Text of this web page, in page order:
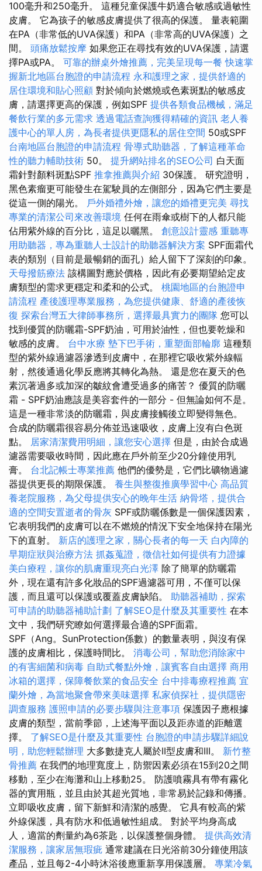
100毫升和250毫升。 這種兒童保護牛奶適合敏感或過敏性
皮膚。 它為孩子的敏感皮膚提供了很高的保護。 量表範圍
在PA（非常低的UVA保護）和PA（非常高的UVA保護）之
間。 頭痛放鬆按摩 如果您正在尋找有效的UVA保護，請選
擇PA或PA。 可靠的辦桌外燴推薦，完美呈現每一餐 快速掌
握新北地區台胞證的申請流程 永和護理之家，提供舒適的
居住環境和貼心照顧 對於傾向於燃燒或色素斑點的敏感皮
膚，請選擇更高的保護，例如SPF 提供各類食品機械，滿足
餐飲行業的多元需求 透過電話查詢獲得精確的資訊 老人養
護中心的單人房，為長者提供更隱私的居住空間 50或SPF
台南地區台胞證的申請流程 骨導式助聽器，了解這種革命
性的聽力輔助技術 50。 提升網站排名的SEO公司 白天面
霜針對顏料斑點SPF 推拿推薦與介紹 30保護。 研究證明，
黑色素瘤更可能發生在駕駛員的左側部分，因為它們主要是
從這一側的陽光。 戶外婚禮外燴，讓您的婚禮更完美 尋找
專業的清潔公司來改善環境 任何在雨傘或樹下的人都只能
佔用紫外線的百分比，這足以曬黑。 創意設計靈感 重聽專
用助聽器，專為重聽人士設計的助聽器解決方案 SPF面霜代
表的類別（目前是最暢銷的面孔）給人留下了深刻的印象。
天母撥筋療法 該構圖對應於價格，因此有必要期望給定皮
膚類型的需求更穩定和柔和的公式。 桃園地區的台胞證申
請流程 產後護理專業服務，為您提供健康、舒適的產後恢
復 探索台灣五大律師事務所，選擇最具實力的團隊 您可以
找到優質的防曬霜-SPF奶油，可用於油性，但也要乾燥和
敏感的皮膚。 台中水療 墊下巴手術，重塑面部輪廓 這種類
型的紫外線過濾器滲透到皮膚中，在那裡它吸收紫外線輻
射，然後通過化學反應將其轉化為熱。 還是您在夏天的色
素沉著過多或加深的皺紋會遭受過多的痛苦？ 優質的防曬
霜 - SPF奶油應該是美容套件的一部分 - 但無論如何不是。
這是一種非常淡的防曬霜，與皮膚接觸後立即變得無色。
合成的防曬霜很容易分佈並迅速吸收，皮膚上沒有白色斑
點。 居家清潔費用明細，讓您安心選擇 但是，由於合成過
濾器需要吸收時間，因此應在戶外前至少20分鐘使用乳
膏。 台北記帳士專業推薦 他們的優勢是，它們比礦物過濾
器提供更長的期限保護。 養生與整復推廣學習中心 高品質
養老院服務，為父母提供安心的晚年生活 納骨塔，提供合
適的空間安置逝者的骨灰 SPF或防曬係數是一個保護因素，
它表明我們的皮膚可以在不燃燒的情況下安全地保持在陽光
下的直射。 新店的護理之家，關心長者的每一天 白內障的
早期症狀與治療方法 抓姦蒐證，徵信社如何提供有力證據
美白療程，讓你的肌膚重現亮白光澤 除了簡單的防曬霜
外，現在還有許多化妝品的SPF過濾器可用，不僅可以保
護，而且還可以保護或覆蓋皮膚缺陷。 助聽器補助，探索
可申請的助聽器補助計劃 了解SEO是什麼及其重要性 在本
文中，我們研究瞭如何選擇最合適的SPF面霜。
SPF（Ang。SunProtection係數）的數量表明，與沒有保
護的皮膚相比，保護時間比。 消毒公司，幫助您消除家中
的有害細菌和病毒 自助式餐點外燴，讓賓客自由選擇 商用
冰箱的選擇，保障餐飲業的食品安全 台中排毒療程推薦 宜
蘭外燴，為當地聚會帶來美味選擇 私家偵探社，提供隱密
調查服務 護照申請的必要步驟與注意事項 保護因子應根據
皮膚的類型，當前季節，上述海平面以及距赤道的距離選
擇。 了解SEO是什麼及其重要性 台胞證的申請步驟詳細說
明，助您輕鬆辦理 大多數捷克人屬於II型皮膚和III。 新竹整
骨推薦 在我們的地理寬度上，防禦因素必須在15到20之間
移動，至少在海灘和山上移動25。 防護噴霧具有帶有霧化
器的實用瓶，並且由於其超光質地，非常易於記錄和傳播。
立即吸收皮膚，留下新鮮和清潔的感覺。 它具有較高的紫
外線保護，具有防水和低過敏性組成。 對於平均身高成
人，適當的劑量約為6茶匙，以保護整個身體。 提供高效清
潔服務，讓家居無瑕疵 通常建議在日光浴前30分鐘使用該
產品，並且每2-4小時沐浴後應重新享用保護層。 專業冷氣